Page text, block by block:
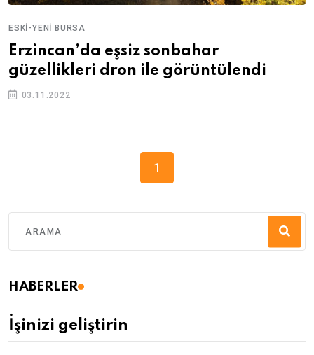
ESKI-YENI BURSA
Erzincan’da eşsiz sonbahar
güzellikleri dron ile görüntülendi
03.11.2022
1
HABERLER
İşinizi geliştirin